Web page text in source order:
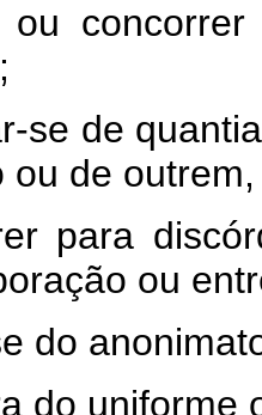
concorrer
se de
ou de outrem,
para
ou
do
do uniforme